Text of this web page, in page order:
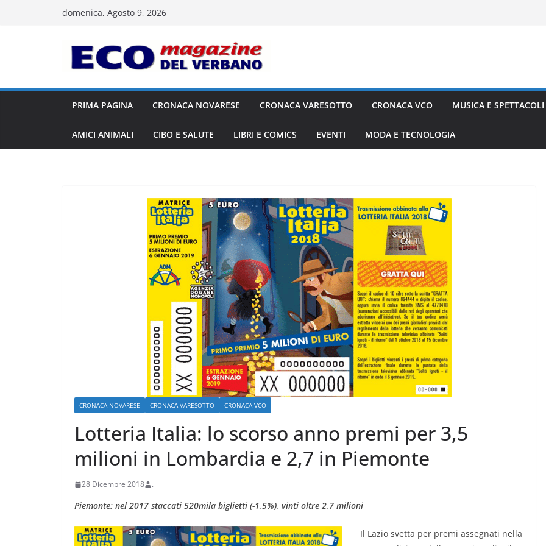
domenica, Agosto 9, 2026
PRIMA PAGINA CRONACA NOVARESE CRONACA VARESOTTO CRONACA VCO MUSICA E SPETTACOLI
AMICI ANIMALI CIBO E SALUTE LIBRI E COMICS EVENTI MODA E TECNOLOGIA
CRONACA NOVARESE CRONACA VARESOTTO CRONACA VCO
Lotteria Italia: lo scorso anno premi per 3,5
milioni in Lombardia e 2,7 in Piemonte
28 Dicembre 2018 .
Piemonte: nel 2017 staccati 520mila biglietti (-1,5%), vinti oltre 2,7 milioni
Il Lazio svetta per premi assegnati nella
ARTE E CULTURA MODA E TECNOLOGIA
Nelle vacanze 2026 la
voglia di tornare “Al mio
paese”
Siccità: allarme mais,
perdite fino al 60%